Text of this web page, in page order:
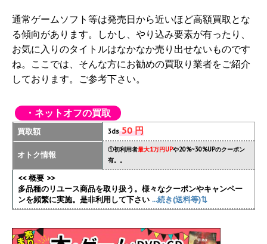
通常ゲームソフト等は発売日から近いほど高額買取とな
る傾向があります。しかし、やり込み要素が有ったり、
お気に入りのタイトルはなかなか売り出せないものです
ね。ここでは、そんな方にお勧めの買取り業者をご紹介
しております。ご参考下さい。
・ネットオフの買取
買取額 3ds50 円
オトク情報
①初利用者最大1万円UPや20%~30%UPのクーポン
有。。
<< 概要 >>
多品種のリユース商品を取り扱う。様々なクーポンやキャンペー
ンを頻繁に実施。是非利用して下さい ...続き(送料等)⇅